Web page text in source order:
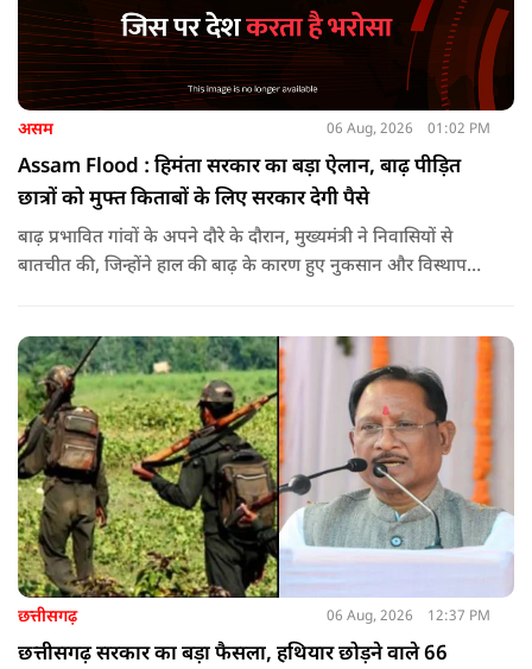
असम 06 Aug, 2026 01:02 PM
Assam Flood : हिमंता सरकार का बड़ा ऐलान, बाढ़ पीड़ित
छात्रों को मुफ्त किताबों के लिए सरकार देगी पैसे
बाढ़ प्रभावित गांवों के अपने दौरे के दौरान, मुख्यमंत्री ने निवासियों से
बातचीत की, जिन्होंने हाल की बाढ़ के कारण हुए नुकसान और विस्थापन
छत्तीसगढ़ 06 Aug, 2026 12:37 PM
छत्तीसगढ़ सरकार का बड़ा फैसला, हथियार छोड़ने वाले 66